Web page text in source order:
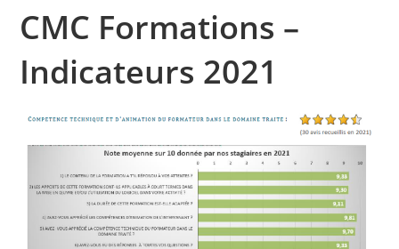
CMC Formations –
Indicateurs 2021